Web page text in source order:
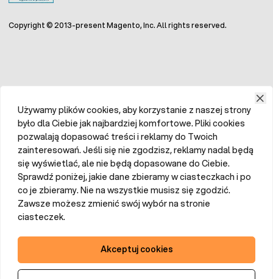
Copyright © 2013-present Magento, Inc. All rights reserved.
Używamy plików cookies, aby korzystanie z naszej strony
było dla Ciebie jak najbardziej komfortowe. Pliki cookies
pozwalają dopasować treści i reklamy do Twoich
zainteresowań. Jeśli się nie zgodzisz, reklamy nadal będą
się wyświetlać, ale nie będą dopasowane do Ciebie.
Sprawdź poniżej, jakie dane zbieramy w ciasteczkach i po
co je zbieramy. Nie na wszystkie musisz się zgodzić.
Zawsze możesz zmienić swój wybór na stronie
ciasteczek.
Akceptuj cookies